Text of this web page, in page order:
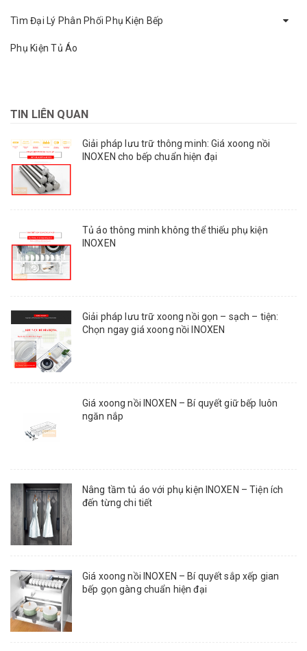
Tìm Đại Lý Phân Phối Phụ Kiện Bếp
Phụ Kiện Tủ Áo
TIN LIÊN QUAN
Giải pháp lưu trữ thông minh: Giá xoong nồi
INOXEN cho bếp chuẩn hiện đại
Tủ áo thông minh không thể thiếu phụ kiện
INOXEN
Giải pháp lưu trữ xoong nồi gọn – sạch – tiện:
Chọn ngay giá xoong nồi INOXEN
Giá xoong nồi INOXEN – Bí quyết giữ bếp luôn
ngăn nắp
Nâng tầm tủ áo với phụ kiện INOXEN – Tiện ích
đến từng chi tiết
Giá xoong nồi INOXEN – Bí quyết sắp xếp gian
bếp gọn gàng chuẩn hiện đại